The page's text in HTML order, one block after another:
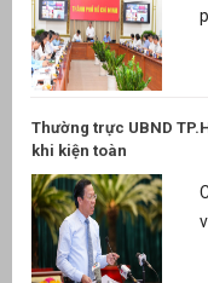
Thường trực UBND
khi kiện toàn